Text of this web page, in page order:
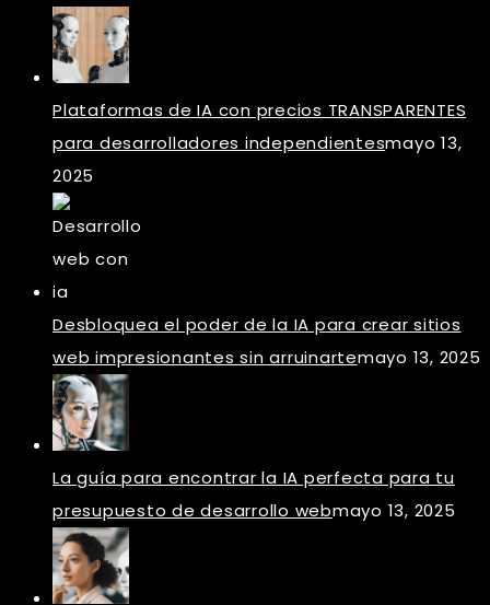
Plataformas de IA con precios TRANSPARENTES
para desarrolladores independientesmayo 13,
2025
Desbloquea el poder de la IA para crear sitios
web impresionantes sin arruinartemayo 13, 2025
La guía para encontrar la IA perfecta para tu
presupuesto de desarrollo webmayo 13, 2025